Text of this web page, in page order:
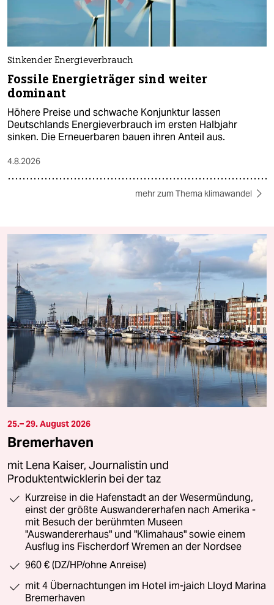
Sinkender Energieverbrauch
Fossile Energieträger sind weiter
dominant
Höhere Preise und schwache Konjunktur lassen
Deutschlands Energieverbrauch im ersten Halbjahr
sinken. Die Erneuerbaren bauen ihren Anteil aus.
4.8.2026
mehr zum Thema klimawandel
25.– 29. August 2026
Bremerhaven
mit Lena Kaiser, Journalistin und
Produktentwicklerin bei der taz
Kurzreise in die Hafenstadt an der Wesermündung,
einst der größte Auswandererhafen nach Amerika -
mit Besuch der berühmten Museen
"Auswandererhaus" und "Klimahaus" sowie einem
Ausflug ins Fischerdorf Wremen an der Nordsee
960 € (DZ/HP/ohne Anreise)
mit 4 Übernachtungen im Hotel im-jaich Lloyd Marina
Bremerhaven